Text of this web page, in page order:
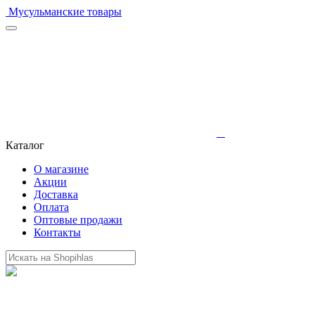
Мусульманские товары
Каталог
О магазине
Акции
Доставка
Оплата
Оптовые продажи
Контакты